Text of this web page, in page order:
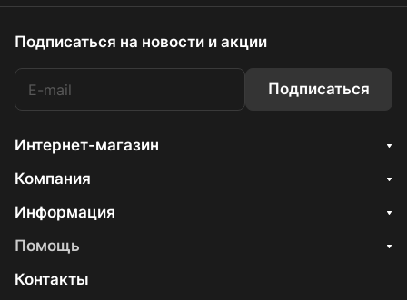
Подписаться на новости и акции
Подписаться
Интернет-магазин
Компания
Информация
Помощь
Контакты